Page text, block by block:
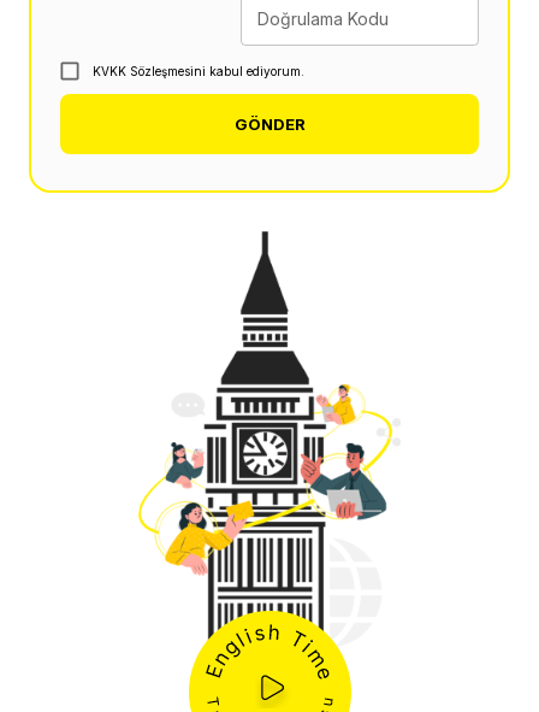
Doğrulama Kodu
KVKK Sözleşmesini kabul ediyorum.
GÖNDER